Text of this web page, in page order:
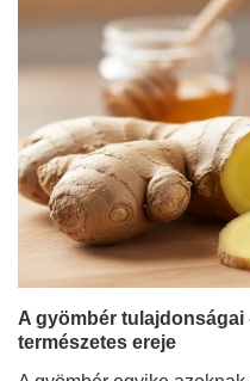
A gyömbér tulajdonságai
természetes ereje